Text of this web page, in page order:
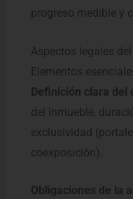
progreso medible y
Aspectos legales
Elementos
Definición clara del
del inmueble,
exclusividad
coexposición).
Obligaciones de la